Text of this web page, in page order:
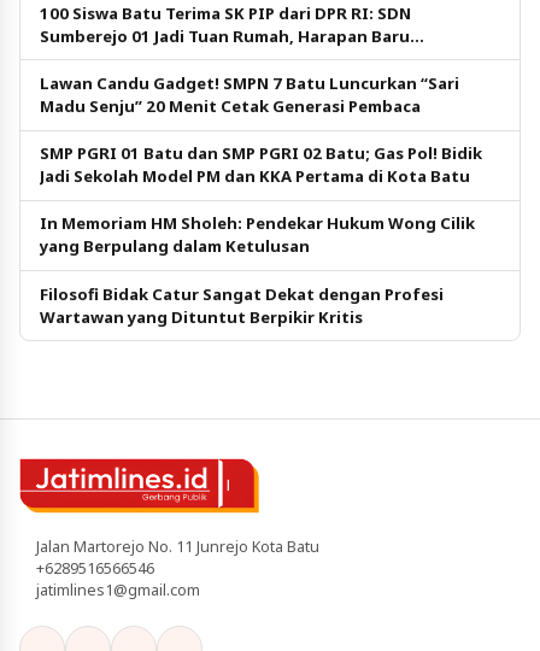
100 Siswa Batu Terima SK PIP dari DPR RI: SDN
Sumberejo 01 Jadi Tuan Rumah, Harapan Baru
Pendidikan Gratis
Lawan Candu Gadget! SMPN 7 Batu Luncurkan “Sari
Madu Senju” 20 Menit Cetak Generasi Pembaca
SMP PGRI 01 Batu dan SMP PGRI 02 Batu; Gas Pol! Bidik
Jadi Sekolah Model PM dan KKA Pertama di Kota Batu
In Memoriam HM Sholeh: Pendekar Hukum Wong Cilik
yang Berpulang dalam Ketulusan
Filosofi Bidak Catur Sangat Dekat dengan Profesi
Wartawan yang Dituntut Berpikir Kritis
Jalan Martorejo No. 11 Junrejo Kota Batu
+6289516566546
jatimlines1@gmail.com